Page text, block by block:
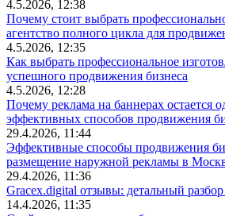
4.5.2026, 12:38
Почему стоит выбрать
агентство полного цикла для
4.5.2026, 12:35
Как выбрать профессиональное
успешного продвижения бизнеса
4.5.2026, 12:28
Почему реклама на баннерах остается
эффективных способов продвижения
29.4.2026, 11:44
Эффективные способы продвижения
размещение наружной рекламы в
29.4.2026, 11:36
Gracex.digital отзывы: детальный
14.4.2026, 11:35